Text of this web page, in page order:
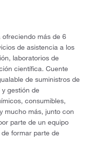
más de 6
de asistencia a los
laboratorios de
científica. Cuente
de suministros de
gestión de
consumibles,
mucho más, junto con
parte de un equipo
formar parte de